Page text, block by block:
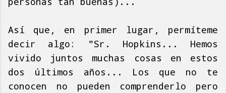
Así que, en primer lugar, permíteme
decir algo: "Sr. Hopkins... Hemos
vivido juntos muchas cosas en estos
dos últimos años... Los que no te
conocen no pueden comprenderlo pero